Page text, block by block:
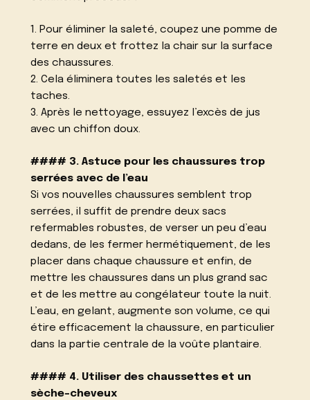
1. Pour éliminer la saleté, coupez une pomme de
terre en deux et frottez la chair sur la surface
des chaussures.
2. Cela éliminera toutes les saletés et les
taches.
3. Après le nettoyage, essuyez l’excès de jus
avec un chiffon doux.
#### 3. Astuce pour les chaussures trop
serrées avec de l’eau
Si vos nouvelles chaussures semblent trop
serrées, il suffit de prendre deux sacs
refermables robustes, de verser un peu d’eau
dedans, de les fermer hermétiquement, de les
placer dans chaque chaussure et enfin, de
mettre les chaussures dans un plus grand sac
et de les mettre au congélateur toute la nuit.
L’eau, en gelant, augmente son volume, ce qui
étire efficacement la chaussure, en particulier
dans la partie centrale de la voûte plantaire.
#### 4. Utiliser des chaussettes et un
sèche-cheveux